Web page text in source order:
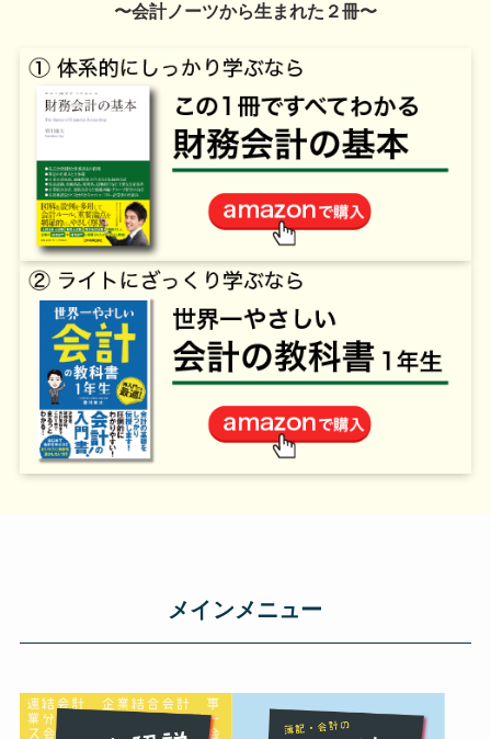
〜会計ノーツから生まれた２冊〜
メインメニュー